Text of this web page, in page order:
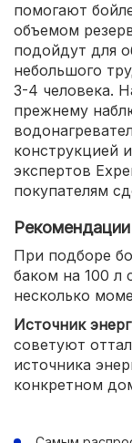
помогают
объемом
подойдут для
небольшого
3-4 человека.
прежнему
конструкцией
экспертов
покупателям
При подборе
баком на 100 л
несколько
Источник
советуют
источника
конкретном